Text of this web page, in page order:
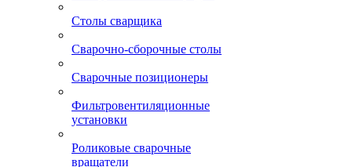
Столы сварщика
Сварочно-сборочные столы
Сварочные позиционеры
Фильтровентиляционные
установки
Роликовые сварочные
вращатели